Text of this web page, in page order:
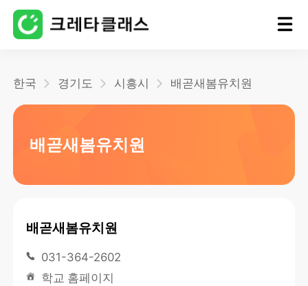
한국 경기도 시흥시 배곧새봄유치원
배곧새봄유치원
배곧새봄유치원
031-364-2602
학교 홈페이지